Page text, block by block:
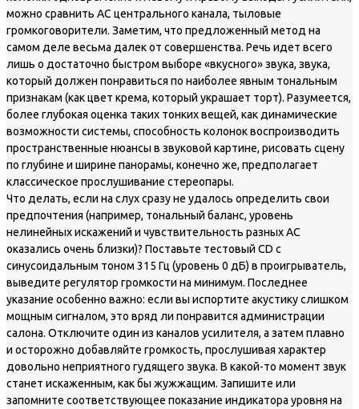
можно сравнить АС центрального канала, тыловые
громкоговорители. Заметим, что предложенный метод на
самом деле весьма далек от совершенства. Речь идет всего
лишь о достаточно быстром выборе «вкусного» звука, звука,
который должен понравиться по наиболее явным тональным
признакам (как цвет крема, который украшает торт). Разумеется,
более глубокая оценка таких тонких вещей, как динамические
возможности системы, способность колонок воспроизводить
пространственные нюансы в звуковой картине, рисовать сцену
по глубине и ширине панорамы, конечно же, предполагает
классическое прослушивание стереопары.
Что делать, если на слух сразу не удалось определить свои
предпочтения (например, тональный баланс, уровень
нелинейных искажений и чувствительность разных АС
оказались очень близки)? Поставьте тестовый CD с
синусоидальным тоном 315 Гц (уровень 0 дБ) в проигрыватель,
выведите регулятор громкости на минимум. Последнее
указание особенно важно: если вы испортите акустику слишком
мощным сигналом, это вряд ли понравится администрации
салона. Отключите один из каналов усилителя, а затем плавно
и осторожно добавляйте громкость, прослушивая характер
довольно неприятного гудящего звука. В какой-то момент звук
станет искаженным, как бы жужжащим. Запишите или
запомните соответствующее показание индикатора уровня на